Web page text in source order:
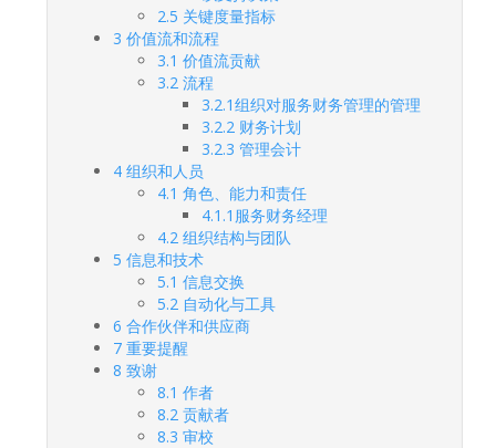
2.5 关键度量指标
3 价值流和流程
3.1 价值流贡献
3.2 流程
3.2.1组织对服务财务管理的管理
3.2.2 财务计划
3.2.3 管理会计
4 组织和人员
4.1 角色、能力和责任
4.1.1服务财务经理
4.2 组织结构与团队
5 信息和技术
5.1 信息交换
5.2 自动化与工具
6 合作伙伴和供应商
7 重要提醒
8 致谢
8.1 作者
8.2 贡献者
8.3 审校